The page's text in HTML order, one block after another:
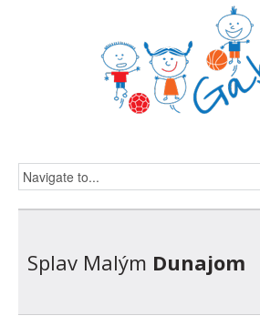
Splav Malým Dunajom